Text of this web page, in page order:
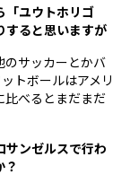
「ユウトホリゴ
すると思いますが
のサッカーとかバ
トボールはアメリ
比べるとまだまだ
サンゼルスで行わ